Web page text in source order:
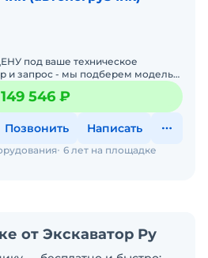
под ваше техническое
149 546 ₽
Позвонить Написать
6 лет на площадке
от Экскаватор Ру